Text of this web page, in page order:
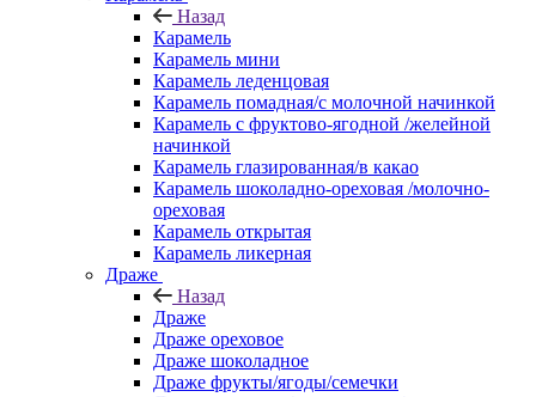
Назад
Карамель
Карамель мини
Карамель леденцовая
Карамель помадная/с молочной начинкой
Карамель с фруктово-ягодной /желейной
начинкой
Карамель глазированная/в какао
Карамель шоколадно-ореховая /молочно-
ореховая
Карамель открытая
Карамель ликерная
Драже
Назад
Драже
Драже ореховое
Драже шоколадное
Драже фрукты/ягоды/семечки